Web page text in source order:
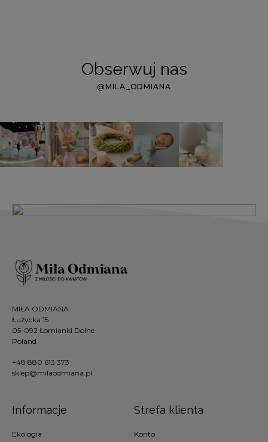
Obserwuj nas
@MILA_ODMIANA
MIŁA ODMIANA
Łużycka 15
05-092 Łomianki Dolne
Poland
+48 880 613 373
sklep@milaodmiana.pl
Informacje
Ekologia
Strefa klienta
Konto